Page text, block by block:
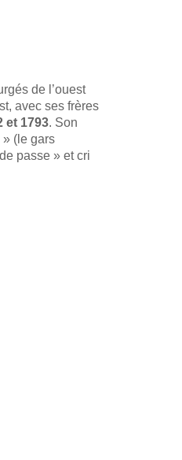
de l’ouest
avec ses frères
et 1793. Son
(le gars
passe » et cri